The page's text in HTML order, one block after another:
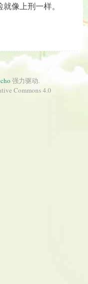
像上刑一样。
强力驱动.
Commons 4.0